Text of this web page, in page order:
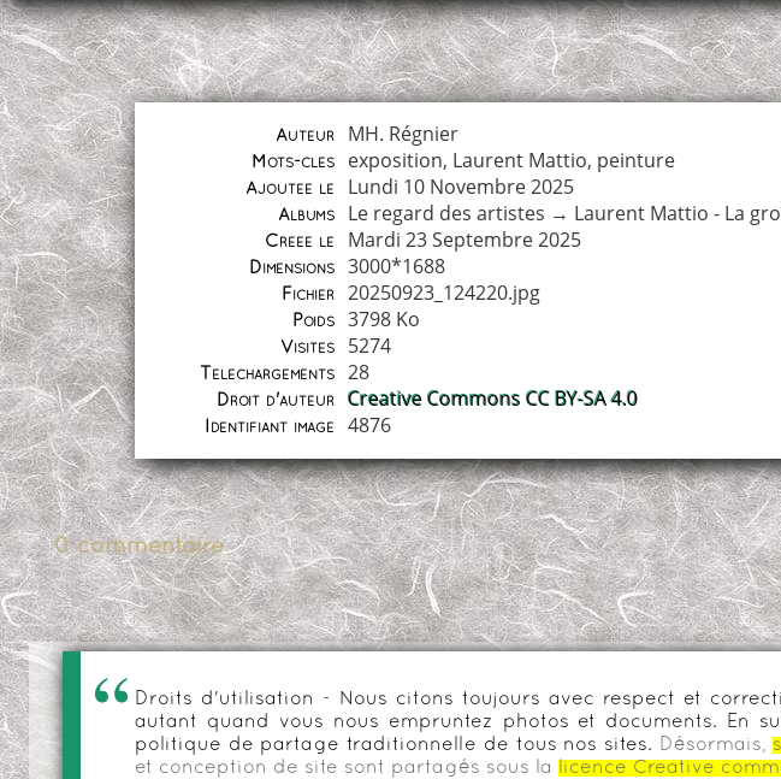
Auteur MH. Régnier
Mots-clés exposition, Laurent Mattio, peinture
Ajoutée le Lundi 10 Novembre 2025
Albums Le regard des artistes → Laurent Mattio - La
Créée le Mardi 23 Septembre 2025
Dimensions 3000*1688
Fichier 20250923_124220.jpg
Poids 3798 Ko
Visites 5274
Téléchargements 28
Droit d'auteur Creative Commons CC BY-SA 4.0
Identifiant image 4876
0 commentaire
Droits d'utilisation - Nous citons toujours avec respect et
autant quand vous nous empruntez photos et documents. En
politique de partage traditionnelle de tous nos sites.
Désormais,
et conception de site sont partagés sous la
licence Creative